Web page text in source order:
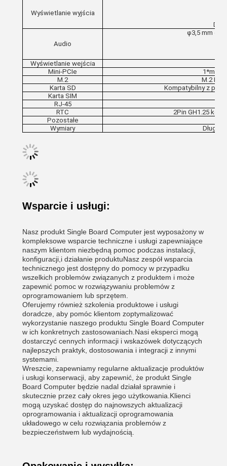
Wyświetlanie wyjścia
Audio
φ3,5 mm
Wyświetlanie wejścia
Mini-PCIe
1*mini
M.2
M.2
Karta SD
Kompatybilny z
Karta SIM
RJ-45
RTC
2Pin GH1.25
Pozostałe
Wymiary
Wsparcie i usługi:
Nasz produkt Single Board Computer jest wyposażony w
kompleksowe wsparcie techniczne i usługi zapewniające
naszym klientom niezbędną pomoc podczas instalacji,
konfiguracji,i działanie produktuNasz zespół wsparcia
technicznego jest dostępny do pomocy w przypadku
wszelkich problemów związanych z produktem i może
zapewnić pomoc w rozwiązywaniu problemów z
oprogramowaniem lub sprzętem.
Oferujemy również szkolenia produktowe i usługi
doradcze, aby pomóc klientom zoptymalizować
wykorzystanie naszego produktu Single Board Computer
w ich konkretnych zastosowaniach.Nasi eksperci mogą
dostarczyć cennych informacji i wskazówek dotyczących
najlepszych praktyk, dostosowania i integracji z innymi
systemami.
Wreszcie, zapewniamy regularne aktualizacje produktów
i usługi konserwacji, aby zapewnić, że produkt Single
Board Computer będzie nadal działał sprawnie i
skutecznie przez cały okres jego użytkowania.Klienci
mogą uzyskać dostęp do najnowszych aktualizacji
oprogramowania i aktualizacji oprogramowania
układowego w celu rozwiązania problemów z
bezpieczeństwem lub wydajnością.